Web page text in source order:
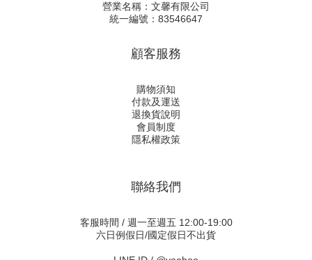
營業名稱：文馨有限公司
統一編號：83546647
顧客服務
購物須知
付款及運送
退換貨說明
會員制度
隱私權政策
聯絡我們
客服時間 / 週一至週五 12:00-19:00
六日例假日/國定假日不出貨